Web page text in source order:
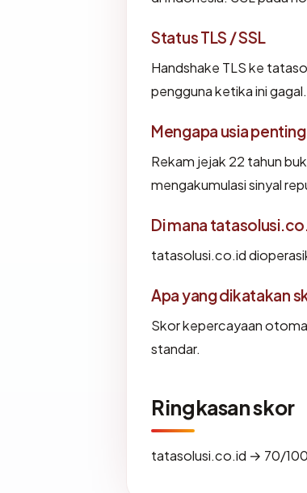
Status TLS / SSL
Handshake TLS ke
pengguna ketika ini gagal.
Mengapa usia penting
Rekam jejak 22 tahun
mengakumulasi sinyal
Di mana
tatasolusi.co.id
Apa yang dikatakan
Skor kepercayaan
standar.
Ringkasan skor
tatasolusi.co.id → 70/